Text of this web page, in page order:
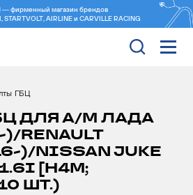
фирменный магазин брендов
STARTVOLT, AIRLINE и CARVILLE RACING
ГБЦ
ДЛЯ А/М ЛАДА
)/RENAULT
)/NISSAN JUKE
[H4M;
ШТ.)